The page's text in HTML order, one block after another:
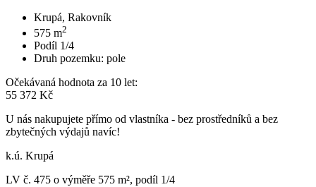
Krupá, Rakovník
575 m2
Podíl 1/4
Druh pozemku: pole
Očekávaná hodnota za 10 let:
55 372 Kč
U nás nakupujete přímo od vlastníka - bez prostředníků a bez
zbytečných výdajů navíc!
k.ú. Krupá
LV č. 475 o výměře 575 m², podíl 1/4